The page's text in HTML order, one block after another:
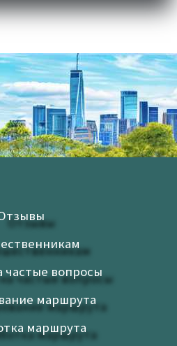
частые вопросы
маршрута
маршрута